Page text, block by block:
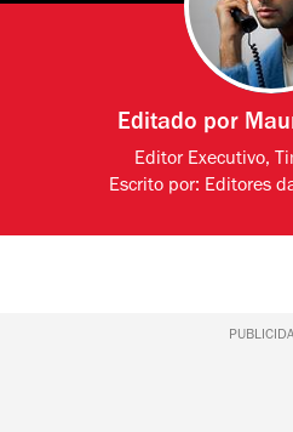
Editado por
Editor Executivo,
Escrito por: Editores